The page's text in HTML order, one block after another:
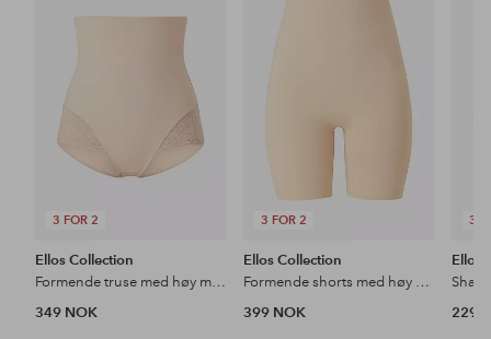
3 FOR 2
favoritter
Ellos Collection
Formende truse med høy midje - medium støtte
349 NOK
3 FOR 2
favoritter
Ellos Collection
Formende shorts med høy midje - medium support
399 NOK
3
Ellos
229